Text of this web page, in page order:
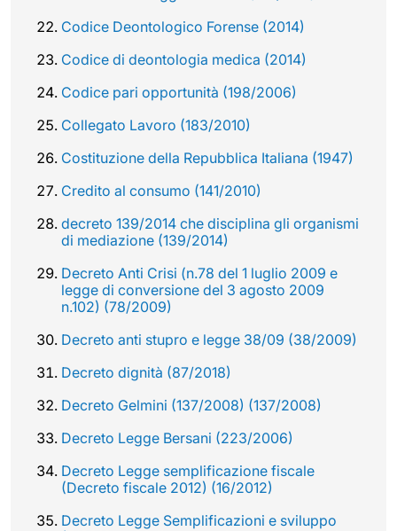
Codice Deontologico Forense (2014)
Codice di deontologia medica (2014)
Codice pari opportunità (198/2006)
Collegato Lavoro (183/2010)
Costituzione della Repubblica Italiana (1947)
Credito al consumo (141/2010)
decreto 139/2014 che disciplina gli organismi
di mediazione (139/2014)
Decreto Anti Crisi (n.78 del 1 luglio 2009 e
legge di conversione del 3 agosto 2009
n.102) (78/2009)
Decreto anti stupro e legge 38/09 (38/2009)
Decreto dignità (87/2018)
Decreto Gelmini (137/2008) (137/2008)
Decreto Legge Bersani (223/2006)
Decreto Legge semplificazione fiscale
(Decreto fiscale 2012) (16/2012)
Decreto Legge Semplificazioni e sviluppo